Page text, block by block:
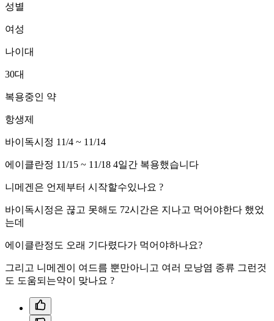
성별
여성
나이대
30대
복용중인 약
항생제
바이독시정 11/4 ~ 11/14
에이클란정 11/15 ~ 11/18 4일간 복용했습니다
니메겐은 언제부터 시작할수있나요 ?
바이독시정은 끊고 못해도 72시간은 지나고 먹어야한다 했었
는데
에이클란정도 오래 기다렸다가 먹어야하나요?
그리고 니메겐이 여드름 뿐만아니고 여러 모낭염 종류 그런것
도 도움되는약이 맞나요 ?